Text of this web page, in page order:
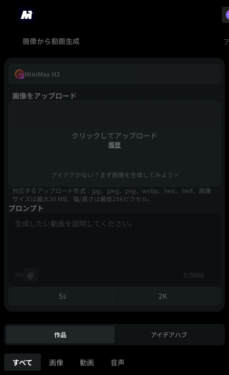
画像から動画生成
MiniMax H3
画像をアップロード
クリックしてアップロード
履歴
アイデアがない？まず画像を生成してみよう >
対応するアップロード形式：jpg、jpeg、png、webp、heic、heif、画像
サイズは最大30 MB、幅/高さは最低256ピクセル。
プロンプト
@ 0/5000
5s 2K
作品 アイデアハブ
すべて 画像 動画 音声